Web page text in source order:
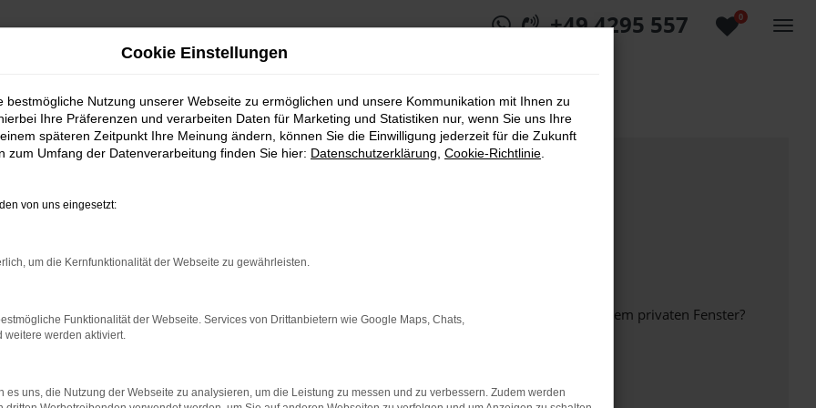
0
+49 4295 557
bestimmter Seiten verhindern. Funktioniert die Seite in einem anderen Browser oder in einem privaten Fenster?
beheben.
auf dem neuesten Stand sind.
Cookie Einstellungen
bestmögliche Nutzung unserer Webseite zu ermöglichen und unsere Kommunikation mit Ihnen zu
Ihre Präferenzen und verarbeiten Daten für Marketing und Statistiken nur, wenn Sie uns Ihre
späteren Zeitpunkt Ihre Meinung ändern, können Sie die Einwilligung jederzeit für die Zukunft
zum Umfang der Datenverarbeitung finden Sie hier: Datenschutzerklärung Cookie-Richtlinie
von uns eingesetzt:
um die Kernfunktionalität der Webseite zu gewährleisten.
Funktionalität der Webseite. Services von Drittanbietern wie Google Maps, Chats,
weitere werden aktiviert.
es uns, die Nutzung der Webseite zu analysieren, um die Leistung zu messen und zu verbessern. Zudem werden